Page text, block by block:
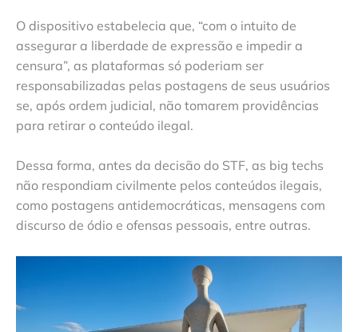
O dispositivo estabelecia que, “com o intuito de
assegurar a liberdade de expressão e impedir a
censura”, as plataformas só poderiam ser
responsabilizadas pelas postagens de seus usuários
se, após ordem judicial, não tomarem providências
para retirar o conteúdo ilegal.
Dessa forma, antes da decisão do STF, as big techs
não respondiam civilmente pelos conteúdos ilegais,
como postagens antidemocráticas, mensagens com
discurso de ódio e ofensas pessoais, entre outras.